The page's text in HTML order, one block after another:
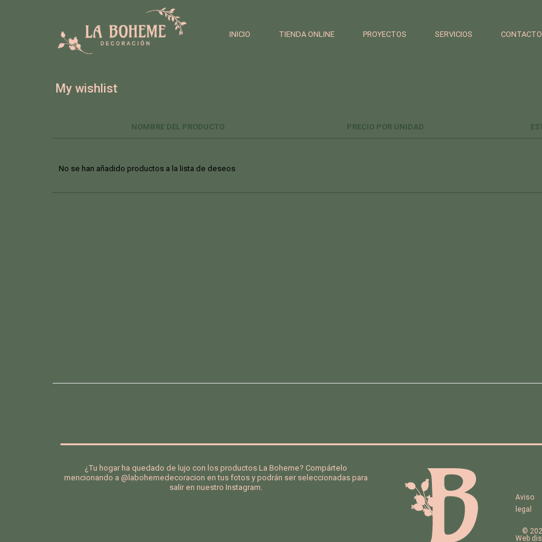
INICIO TIENDA ONLINE PROYECTOS SERVICIOS CONTACTO
My wishlist
NOMBRE DEL PRODUCTO PRECIO POR UNIDAD
No se han añadido productos a la lista de deseos
¿Tu hogar ha quedado de lujo con los productos La Boheme? Compártelo
mencionando a @labohemedecoracion en tus fotos y podrán ser seleccionadas para
salir en nuestro Instagram.
Aviso
legal
©
Web